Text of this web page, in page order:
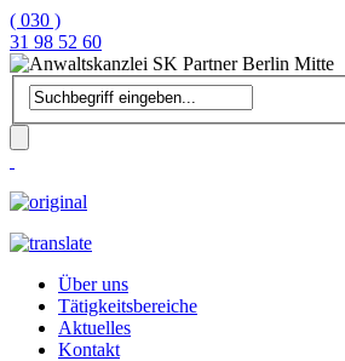
( 030 )
31 98 52 60
Über uns
Tätigkeitsbereiche
Aktuelles
Kontakt